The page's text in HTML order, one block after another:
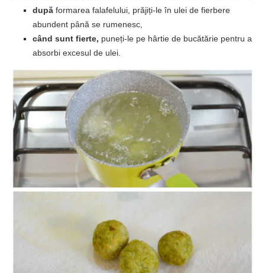
după formarea falafelului, prăjiți-le în ulei de fierbere
abundent până se rumenesc,
când sunt fierte, puneți-le pe hârtie de bucătărie pentru a
absorbi excesul de ulei.